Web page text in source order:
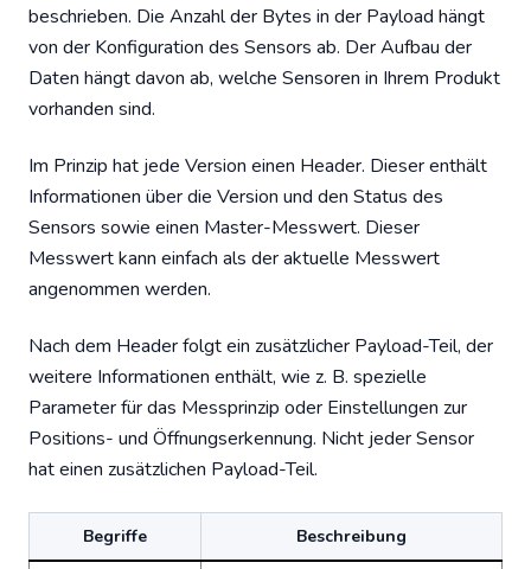
beschrieben. Die Anzahl der Bytes in der Payload hängt
von der Konfiguration des Sensors ab. Der Aufbau der
Daten hängt davon ab, welche Sensoren in Ihrem Produkt
vorhanden sind.
Im Prinzip hat jede Version einen Header. Dieser enthält
Informationen über die Version und den Status des
Sensors sowie einen Master-Messwert. Dieser
Messwert kann einfach als der aktuelle Messwert
angenommen werden.
Nach dem Header folgt ein zusätzlicher Payload-Teil, der
weitere Informationen enthält, wie z. B. spezielle
Parameter für das Messprinzip oder Einstellungen zur
Positions- und Öffnungserkennung. Nicht jeder Sensor
hat einen zusätzlichen Payload-Teil.
Begriffe Beschreibung